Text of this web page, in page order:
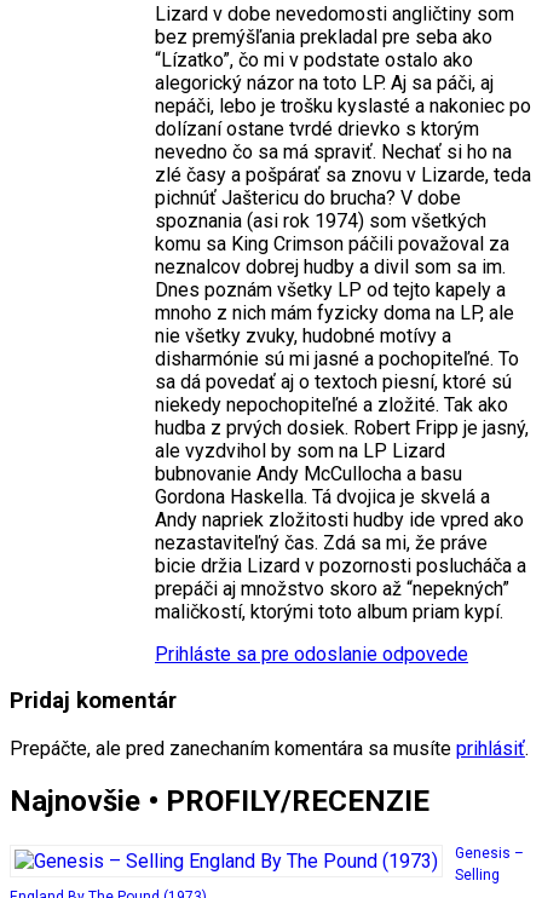
Lizard v dobe nevedomosti angličtiny som
bez premýšľania prekladal pre seba ako
“Lízatko”, čo mi v podstate ostalo ako
alegorický názor na toto LP. Aj sa páči, aj
nepáči, lebo je trošku kyslasté a nakoniec po
dolízaní ostane tvrdé drievko s ktorým
nevedno čo sa má spraviť. Nechať si ho na
zlé časy a pošpárať sa znovu v Lizarde, teda
pichnúť Jaštericu do brucha? V dobe
spoznania (asi rok 1974) som všetkých
komu sa King Crimson páčili považoval za
neznalcov dobrej hudby a divil som sa im.
Dnes poznám všetky LP od tejto kapely a
mnoho z nich mám fyzicky doma na LP, ale
nie všetky zvuky, hudobné motívy a
disharmónie sú mi jasné a pochopiteľné. To
sa dá povedať aj o textoch piesní, ktoré sú
niekedy nepochopiteľné a zložité. Tak ako
hudba z prvých dosiek. Robert Fripp je jasný,
ale vyzdvihol by som na LP Lizard
bubnovanie Andy McCullocha a basu
Gordona Haskella. Tá dvojica je skvelá a
Andy napriek zložitosti hudby ide vpred ako
nezastaviteľný čas. Zdá sa mi, že práve
bicie držia Lizard v pozornosti poslucháča a
prepáči aj množstvo skoro až “nepekných”
maličkostí, ktorými toto album priam kypí.
Prihláste sa pre odoslanie odpovede
Pridaj komentár
Prepáčte, ale pred zanechaním komentára sa musíte prihlásiť.
Najnovšie • PROFILY/RECENZIE
Genesis –
Selling